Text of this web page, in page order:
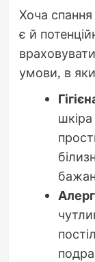
Хоча спання
є й
умови, в